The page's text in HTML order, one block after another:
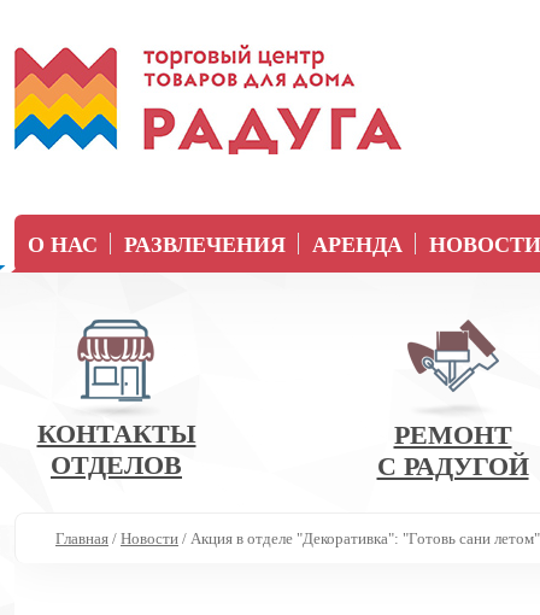
О НАС РАЗВЛЕЧЕНИЯ АРЕНДА НОВОСТИ
КОНТАКТЫ
ОТДЕЛОВ
РЕМОНТ
С РАДУГОЙ
Главная / Новости / Акция в отделе "Декоративка": "Готовь сани